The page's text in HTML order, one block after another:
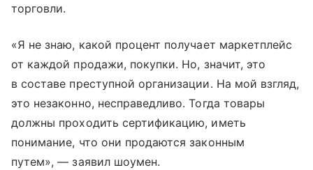
торговли.
«Я не знаю, какой процент получает маркетплейс
от каждой продажи, покупки. Но, значит, это
в составе преступной организации. На мой взгляд,
это незаконно, несправедливо. Тогда товары
должны проходить сертификацию, иметь
понимание, что они продаются законным
путем», — заявил шоумен.